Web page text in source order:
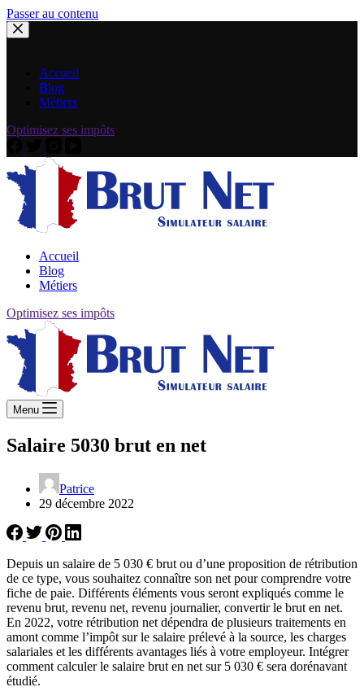
Passer au contenu
Accueil
Blog
Métiers
Optimisez ses impôts
Accueil
Blog
Métiers
Optimisez ses impôts
Menu
Salaire 5030 brut en net
Patrice
29 décembre 2022
Depuis un salaire de 5 030 € brut ou d’une proposition de rétribution
de ce type, vous souhaitez connaître son net pour comprendre votre
fiche de paie. Différents éléments vous seront expliqués comme le
revenu brut, revenu net, revenu journalier, convertir le brut en net.
En 2022, votre rétribution net dépendra de plusieurs traitements en
amont comme l’impôt sur le salaire prélevé à la source, les charges
salariales et les différents avantages liés à votre employeur. Intégrer
comment calculer le salaire brut en net sur 5 030 € sera dorénavant
étudié.